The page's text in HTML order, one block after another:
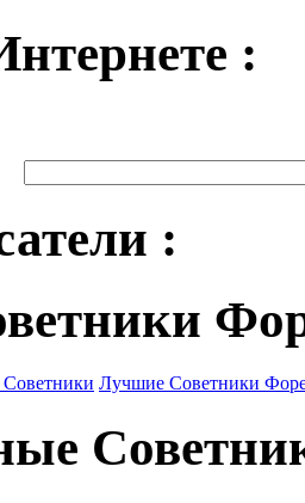
:
:
Лучшие Советники